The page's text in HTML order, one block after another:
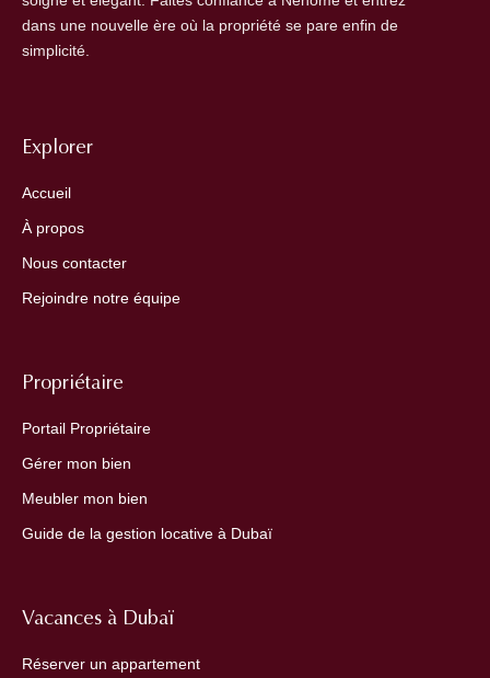
dans une nouvelle ère où la propriété se pare enfin de
simplicité.
Explorer
Accueil
À propos
Nous contacter
Rejoindre notre équipe
Propriétaire
Portail Propriétaire
Gérer mon bien
Meubler mon bien
Guide de la gestion locative à Dubaï
Vacances à Dubaï
Réserver un appartement